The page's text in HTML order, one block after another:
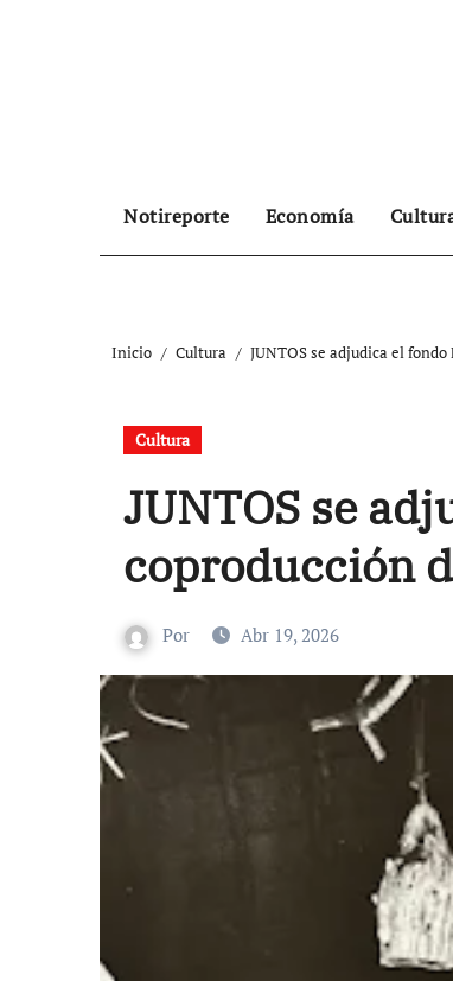
Notireporte Economía
Inicio Cultura JUNTOS se adjudica el
Cultura
JUNTOS se
coproducción
Por Abr 19, 2026